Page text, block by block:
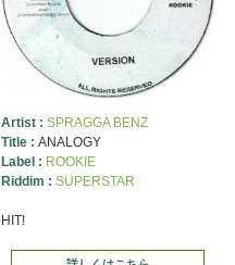
Artist : SPRAGGA BENZ
Title : ANALOGY
Label : ROOKIE
Riddim : SUPERSTAR
HIT!